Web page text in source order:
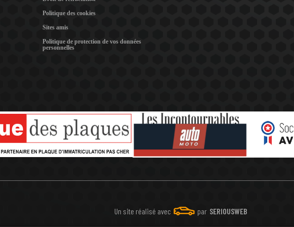
Politique des cookies
Sites amis
Politique de protection de vos données
personnelles
Un site réalisé avec par SERIOUSWEB